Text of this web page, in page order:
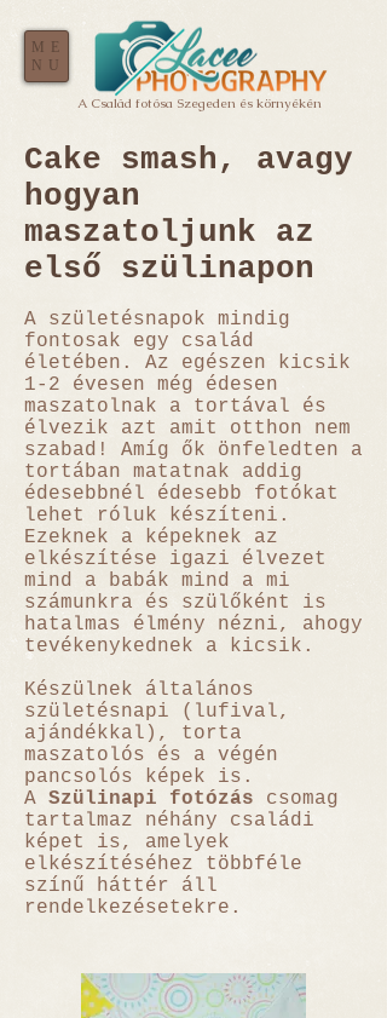
A Család fotósa Szegeden és környékén
ME
NU
Cake smash, avagy
hogyan
maszatoljunk az
első szülinapon
A születésnapok mindig
fontosak egy család
életében. Az egészen kicsik
1-2 évesen még édesen
maszatolnak a tortával és
élvezik azt amit otthon nem
szabad! Amíg ők önfeledten a
tortában matatnak addig
édesebbnél édesebb fotókat
lehet róluk készíteni.
Ezeknek a képeknek az
elkészítése igazi élvezet
mind a babák mind a mi
számunkra és szülőként is
hatalmas élmény nézni, ahogy
tevékenykednek a kicsik.
Készülnek általános
születésnapi (lufival,
ajándékkal), torta
maszatolós és a végén
pancsolós képek is.
A Szülinapi fotózás csomag
tartalmaz néhány családi
képet is, amelyek
elkészítéséhez többféle
színű háttér áll
rendelkezésetekre.